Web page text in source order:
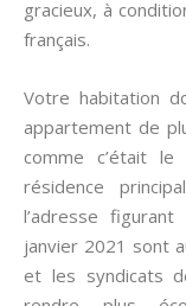
gracieux, à
français.
Votre habitation
appartement de
comme c’était
résidence
l’adresse
janvier 2021 sont
et les syndicats